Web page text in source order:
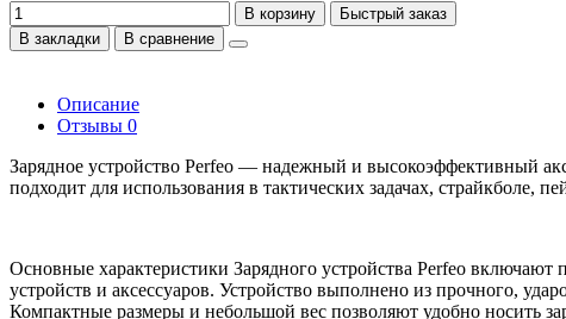
В корзину
Быстрый заказ
В закладки
В сравнение
Описание
Отзывы 0
Зарядное устройство Perfeo — надежный и высокоэффективный
подходит для использования в тактических задачах, страйкболе,
Основные характеристики Зарядного устройства Perfeo
устройств и аксессуаров. Устройство выполнено из прочного,
Компактные размеры и небольшой вес позволяют удобно носить